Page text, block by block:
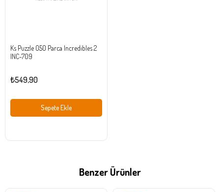
Ks Puzzle 050 Parca Incredibles 2
INC-709
₺549,90
Sepete Ekle
Benzer Ürünler